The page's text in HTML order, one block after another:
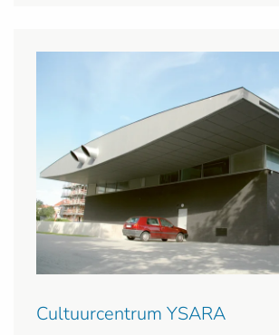
Cultuurcentrum YSARA